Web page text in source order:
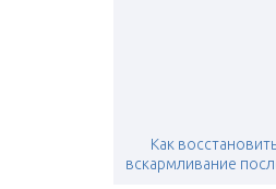
Как
вскармливание